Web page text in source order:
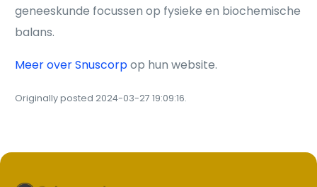
geneeskunde focussen op fysieke en biochemische
balans.
Meer over Snuscorpop hun website.
Originally posted 2024-03-27 19:09:16.